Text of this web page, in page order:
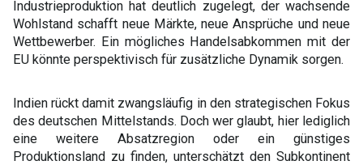
Industrieproduktion hat deutlich zugelegt, der wachsende
Wohlstand schafft neue Märkte, neue Ansprüche und neue
Wettbewerber. Ein mögliches Handelsabkommen mit der
EU könnte perspektivisch für zusätzliche Dynamik sorgen.
Indien rückt damit zwangsläufig in den strategischen Fokus
des deutschen Mittelstands. Doch wer glaubt, hier lediglich
eine weitere Absatzregion oder ein günstiges
Produktionsland zu finden, unterschätzt den Subkontinent